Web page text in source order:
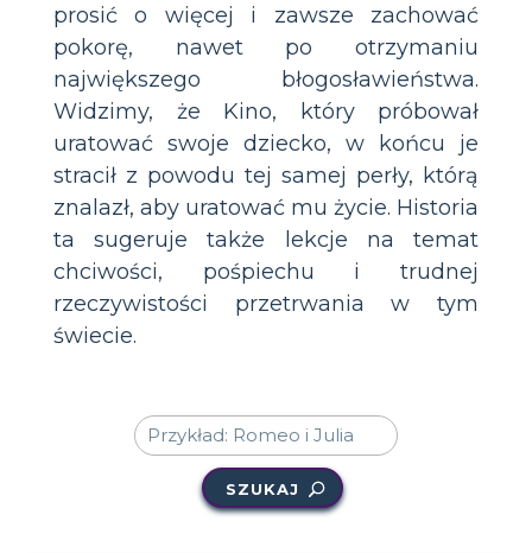
prosić o więcej i zawsze zachować
pokorę, nawet po otrzymaniu
największego błogosławieństwa.
Widzimy, że Kino, który próbował
uratować swoje dziecko, w końcu je
stracił z powodu tej samej perły, którą
znalazł, aby uratować mu życie. Historia
ta sugeruje także lekcje na temat
chciwości, pośpiechu i trudnej
rzeczywistości przetrwania w tym
świecie.
SZUKAJ